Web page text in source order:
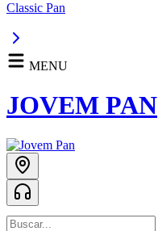
Classic Pan
MENU
JOVEM PAN